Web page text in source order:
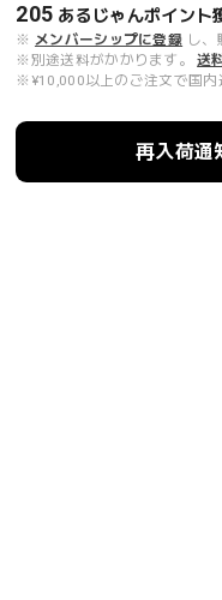
205 あるじゃんポイント
※ メンバーシップに登録 し、
※別途送料がかかります。
送
※¥10,000以上のご注文で国内
再入荷通